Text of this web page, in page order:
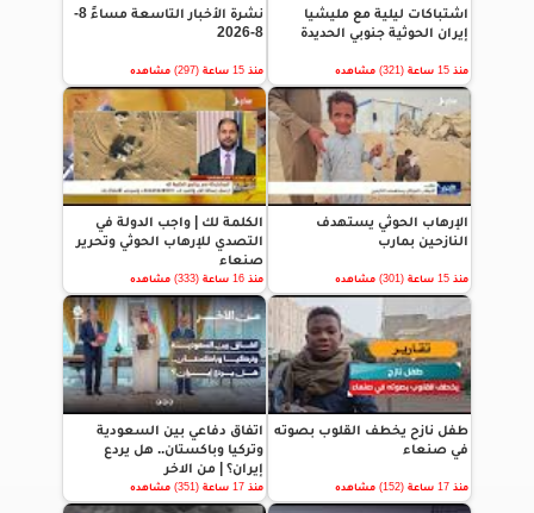
اشتباكات ليلية مع مليشيا
إيران الحوثية جنوبي الحديدة
منذ 15 ساعة (321) مشاهده
نشرة الأخبار التاسعة مساءً 8-
8-2026
منذ 15 ساعة (297) مشاهده
الإرهاب الحوثي يستهدف
النازحين بمارب
منذ 15 ساعة (301) مشاهده
الكلمة لك | واجب الدولة في
التصدي للإرهاب الحوثي وتحرير
صنعاء
منذ 16 ساعة (333) مشاهده
طفل نازح يخطف القلوب بصوته
في صنعاء
منذ 17 ساعة (152) مشاهده
اتفاق دفاعي بين السعودية
وتركيا وباكستان.. هل يردع
إيران؟ | من الاخر
منذ 17 ساعة (351) مشاهده